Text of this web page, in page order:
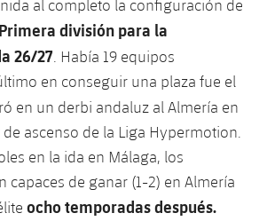
al completo la configuración de
Primera división para la
26/27 . Había 19 equipos
en conseguir una plaza fue el
en un derbi andaluz al Almería en
ascenso de la Liga Hypermotion.
en la ida en Málaga, los
capaces de ganar (1-2) en Almería
ocho temporadas después.